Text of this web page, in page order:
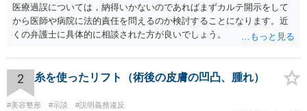
り、これを右机の抽斗に入れておいたというのであるから、この事態
の推移にかんがみれば、Fはたまたま右事務室に居合わせた者で、右催
告書を受領する権限もなく、その内容も知らず且つB自動車の社員らに
かも妨げなく、従つてこのような場合こそは民法九七条にいう到達が
あつたものと解するを相当とする。」 【参考】裁判例検索（裁判所サ
イト） https://www.courts.go.jp/app/hanrei_jp/detail2?id=53631
医療過誤については，納得いかないのであればまずカルテ開示をして
から医師や病院に法的責任を問えるのか検討することになります。近
くの弁護士に具体的に相談された方が良いでしょう。
2 糸を使ったリフト（術後の皮膚の凹凸、腫れ）
#美容整形 #示談 #説明義務違反